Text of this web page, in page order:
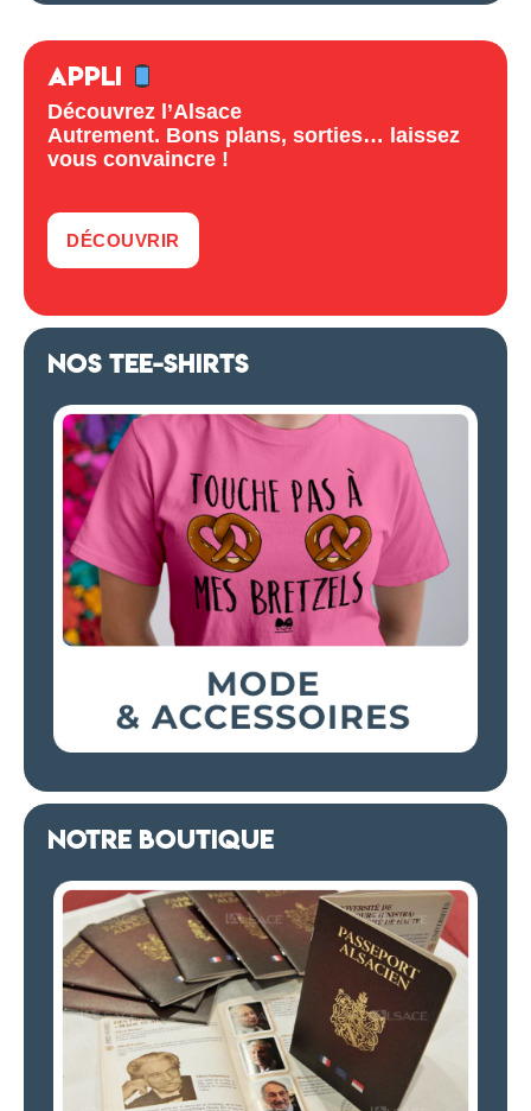
APPLI
Découvrez l’Alsace
Autrement. Bons plans, sorties… laissez
vous convaincre !
DÉCOUVRIR
NOS TEE-SHIRTS
NOTRE BOUTIQUE